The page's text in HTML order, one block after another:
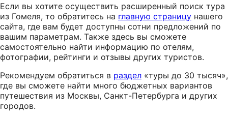
Если вы хотите осуществить расширенный поиск тура
из Гомеля, то обратитесь на главную страницу нашего
сайта, где вам будет доступны сотни предложений по
вашим параметрам. Также здесь вы сможете
самостоятельно найти информацию по отелям,
фотографии, рейтинги и отзывы других туристов.
Рекомендуем обратиться в раздел «туры до 30 тысяч»,
где вы сможете найти много бюджетных вариантов
путешествия из Москвы, Санкт-Петербурга и других
городов.